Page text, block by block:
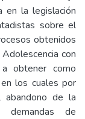
en la legislación
sobre el
obtenidos
con
obtener como
los cuales por
abandono de la
demandas de